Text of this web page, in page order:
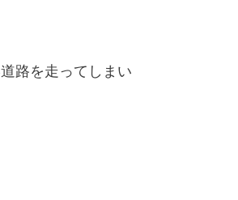
路を走ってしまい